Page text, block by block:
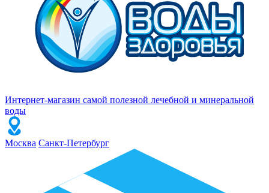
Интернет-магазин самой полезной лечебной и минеральной
воды
Москва Санкт-Петербург